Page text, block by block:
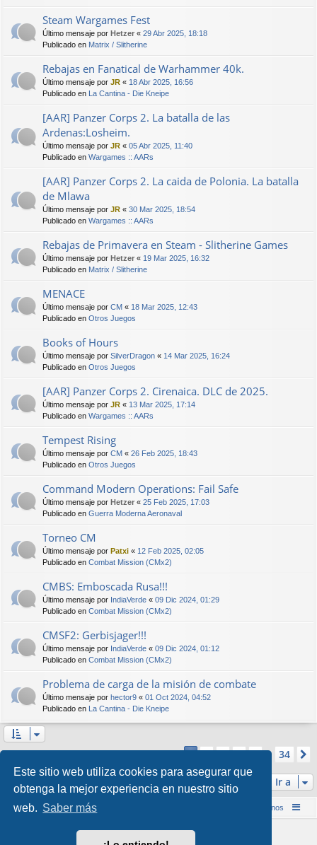
Este sitio web utiliza cookies para asegurar que
obtenga la mejor experiencia en nuestro sitio
web. Saber más
Steam Wargames Fest
Último mensaje por Hetzer « 29 Abr 2025, 18:18
Publicado en Matrix / Slitherine
Rebajas en Fanatical de Warhammer 40k.
Último mensaje por JR « 18 Abr 2025, 16:56
Publicado en La Cantina - Die Kneipe
[AAR] Panzer Corps 2. La batalla de las
Ardenas:Losheim.
Último mensaje por JR « 05 Abr 2025, 11:40
Publicado en Wargames :: AARs
[AAR] Panzer Corps 2. La caida de Polonia. La batalla
de Mlawa
Último mensaje por JR « 30 Mar 2025, 18:54
Publicado en Wargames :: AARs
Rebajas de Primavera en Steam - Slitherine Games
Último mensaje por Hetzer « 19 Mar 2025, 16:32
Publicado en Matrix / Slitherine
MENACE
Último mensaje por CM « 18 Mar 2025, 12:43
Publicado en Otros Juegos
Books of Hours
Último mensaje por SilverDragon « 14 Mar 2025, 16:24
Publicado en Otros Juegos
[AAR] Panzer Corps 2. Cirenaica. DLC de 2025.
Último mensaje por JR « 13 Mar 2025, 17:14
Publicado en Wargames :: AARs
Tempest Rising
Último mensaje por CM « 26 Feb 2025, 18:43
Publicado en Otros Juegos
Command Modern Operations: Fail Safe
Último mensaje por Hetzer « 25 Feb 2025, 17:03
Publicado en Guerra Moderna Aeronaval
Torneo CM
Último mensaje por Patxi « 12 Feb 2025, 02:05
Publicado en Combat Mission (CMx2)
CMBS: Emboscada Rusa!!!
Último mensaje por IndiaVerde « 09 Dic 2024, 01:29
Publicado en Combat Mission (CMx2)
CMSF2: Gerbisjager!!!
Último mensaje por IndiaVerde « 09 Dic 2024, 01:12
Publicado en Combat Mission (CMx2)
Problema de carga de la misión de combate
Último mensaje por hector9 « 01 Oct 2024, 04:52
Publicado en La Cantina - Die Kneipe
Página1de34
1 2 3 4 5 … 34
Ir a
Inicio (Web) Foro Punta de Lanza Wargames Contáctenos
Desarrollado porphpBB® Forum Software © phpBB Limited